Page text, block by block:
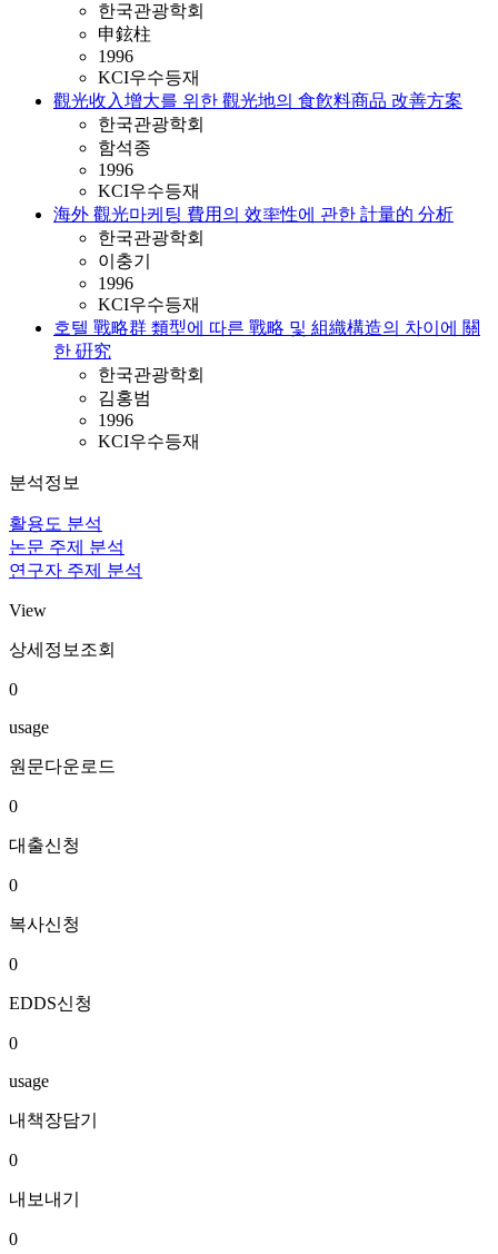
한국관광학회
申鉉柱
1996
KCI우수등재
觀光收入增大를 위한 觀光地의 食飮料商品 改善方案
한국관광학회
함석종
1996
KCI우수등재
海外 觀光마케팅 費用의 效率性에 관한 計量的 分析
한국관광학회
이충기
1996
KCI우수등재
호텔 戰略群 類型에 따른 戰略 및 組織構造의 차이에 關
한 硏究
한국관광학회
김홍범
1996
KCI우수등재
분석정보
활용도 분석
논문 주제 분석
연구자 주제 분석
View
상세정보조회
0
usage
원문다운로드
0
대출신청
0
복사신청
0
EDDS신청
0
usage
내책장담기
0
내보내기
0